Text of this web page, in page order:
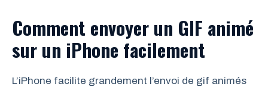
Comment envoyer un GIF animé
sur un iPhone facilement
L’iPhone facilite grandement l’envoi de gif animés